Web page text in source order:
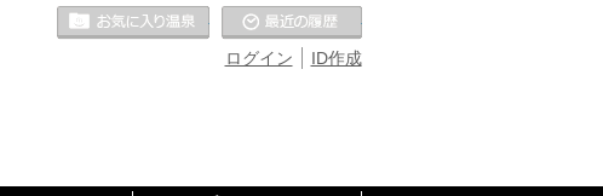
ID作成
ログイン
お気に入りの温泉